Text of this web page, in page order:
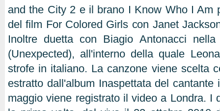
and the City 2 e il brano I Know Who I Am
del film For Colored Girls con Janet
Inoltre duetta con Biagio Antonacci nella
(Unexpected), all'interno della quale
strofe in italiano. La canzone viene scelta
estratto dall'album Inaspettata del
maggio viene registrato il video a Londra. I